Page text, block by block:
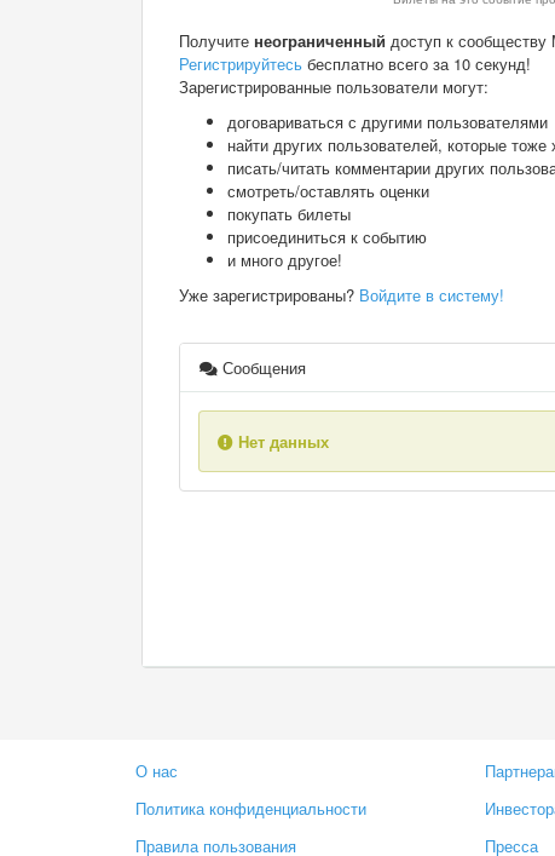
Получите неограниченный доступ к сообществу
Регистрируйтесь бесплатно всего за 10 секунд!
Зарегистрированные пользователи могут:
договариваться с другими пользователями
найти других пользователей, которые тоже
писать/читать комментарии других
смотреть/оставлять оценки
покупать билеты
присоединиться к событию
и много другое!
Уже зарегистрированы? Войдите в систему!
Сообщения
Нет данных
О нас
Политика конфиденциальности
Правила пользования
Пресса